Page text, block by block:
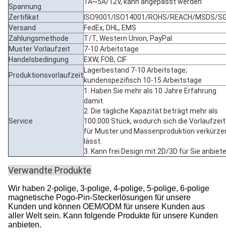
Spannung
Zertifikat
ISO9001/ISO14001/ROHS/REACH/MSDS/
Versand
FedEx, DHL, EMS
Zahlungsmethode
T/T, Western Union, PayPal
Muster Vorlaufzeit
7-10 Arbeitstage
Handelsbedingung
EXW, FOB, CIF
Produktionsvorlaufzeit
Lagerbestand 7-10 Arbeitstage;
kundenspezifisch 10-15 Arbeitstage
Service
1. Haben Sie mehr als 10 Jahre Erfahrung
damit.
2. Die tägliche Kapazität beträgt mehr als
100.000 Stück, wodurch sich die Vorlaufzeit
für Muster und Massenproduktion
lässt.
3. Kann frei Design mit 2D/3D für Sie
Verwandte Produkte
Wir haben 2-polige, 3-polige, 4-polige, 5-polige, 6-polige
magnetische Pogo-Pin-Steckerlösungen für unsere
Kunden und können OEM/ODM für unsere Kunden aus
aller Welt sein. Kann folgende Produkte für unsere Kunden
anbieten.